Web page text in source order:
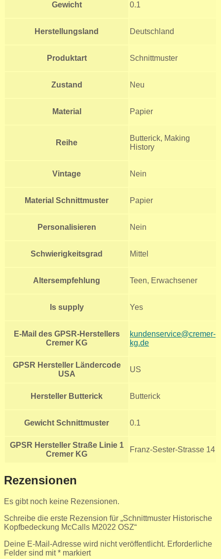
Gewicht 0.1
Herstellungsland Deutschland
Produktart Schnittmuster
Zustand Neu
Material Papier
Reihe
Butterick, Making
History
Vintage Nein
Material Schnittmuster Papier
Personalisieren Nein
Schwierigkeitsgrad Mittel
Altersempfehlung Teen, Erwachsener
Is supply Yes
E-Mail des GPSR-Herstellers
Cremer KG
kundenservice@cremer-
kg.de
GPSR Hersteller Ländercode
USA
US
Hersteller Butterick Butterick
Gewicht Schnittmuster 0.1
GPSR Hersteller Straße Linie 1
Cremer KG
Franz-Sester-Strasse 14
Rezensionen
Es gibt noch keine Rezensionen.
Schreibe die erste Rezension für „Schnittmuster Historische
Kopfbedeckung McCalls M2022 OSZ“
Deine E-Mail-Adresse wird nicht veröffentlicht. Erforderliche
Felder sind mit* markiert